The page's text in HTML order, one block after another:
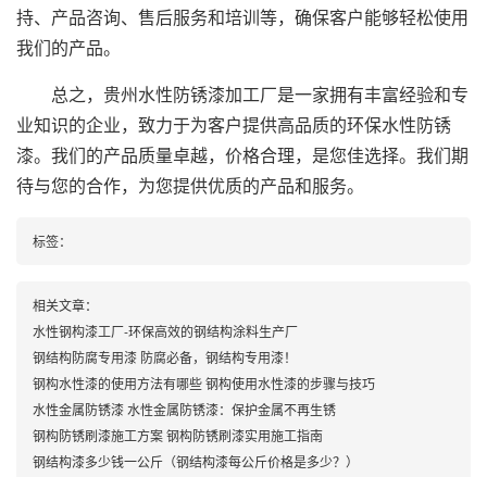
持、产品咨询、售后服务和培训等，确保客户能够轻松使用
我们的产品。
总之，贵州水性防锈漆加工厂是一家拥有丰富经验和专
业知识的企业，致力于为客户提供高品质的环保水性防锈
漆。我们的产品质量卓越，价格合理，是您佳选择。我们期
待与您的合作，为您提供优质的产品和服务。
标签：
相关文章：
水性钢构漆工厂-环保高效的钢结构涂料生产厂
钢结构防腐专用漆 防腐必备，钢结构专用漆！
钢构水性漆的使用方法有哪些 钢构使用水性漆的步骤与技巧
水性金属防锈漆 水性金属防锈漆：保护金属不再生锈
钢构防锈刷漆施工方案 钢构防锈刷漆实用施工指南
钢结构漆多少钱一公斤（钢结构漆每公斤价格是多少？）